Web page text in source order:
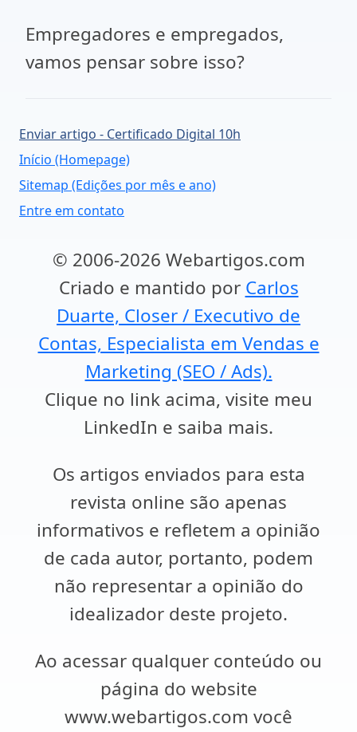
Empregadores e empregados,
vamos pensar sobre isso?
Enviar artigo - Certificado Digital 10h
Início (Homepage)
Sitemap (Edições por mês e ano)
Entre em contato
© 2006-2026 Webartigos.com
Criado e mantido por Carlos
Duarte, Closer / Executivo de
Contas, Especialista em Vendas e
Marketing (SEO / Ads).
Clique no link acima, visite meu
LinkedIn e saiba mais.
Os artigos enviados para esta
revista online são apenas
informativos e refletem a opinião
de cada autor, portanto, podem
não representar a opinião do
idealizador deste projeto.
Ao acessar qualquer conteúdo ou
página do website
www.webartigos.com você